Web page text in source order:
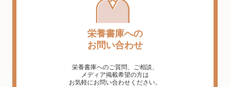
栄養書庫への
お問い合わせ
栄養書庫へのご質問、ご相談、
メディア掲載希望の方は
お気軽にお問い合わせください。